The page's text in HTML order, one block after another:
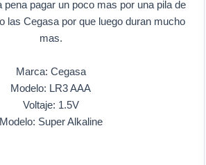
pena pagar un poco mas por una pila de
las Cegasa por que luego duran mucho
mas.
Marca: Cegasa
Modelo: LR3 AAA
Voltaje: 1.5V
Modelo: Super Alkaline